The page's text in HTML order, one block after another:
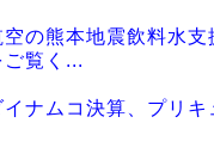
相互RSS
の熊本地震飲料水支
ご覧く...
イナムコ決算、プリ